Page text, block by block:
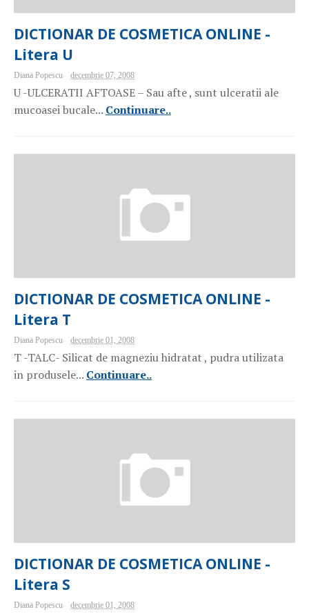
DICTIONAR DE COSMETICA ONLINE -
Litera U
Diana Popescu decembrie 07, 2008
U -ULCERATII AFTOASE – Sau afte , sunt ulceratii ale
mucoasei bucale... Continuare..
DICTIONAR DE COSMETICA ONLINE -
Litera T
Diana Popescu decembrie 01, 2008
T -TALC- Silicat de magneziu hidratat , pudra utilizata
in produsele... Continuare..
DICTIONAR DE COSMETICA ONLINE -
Litera S
Diana Popescu decembrie 01, 2008